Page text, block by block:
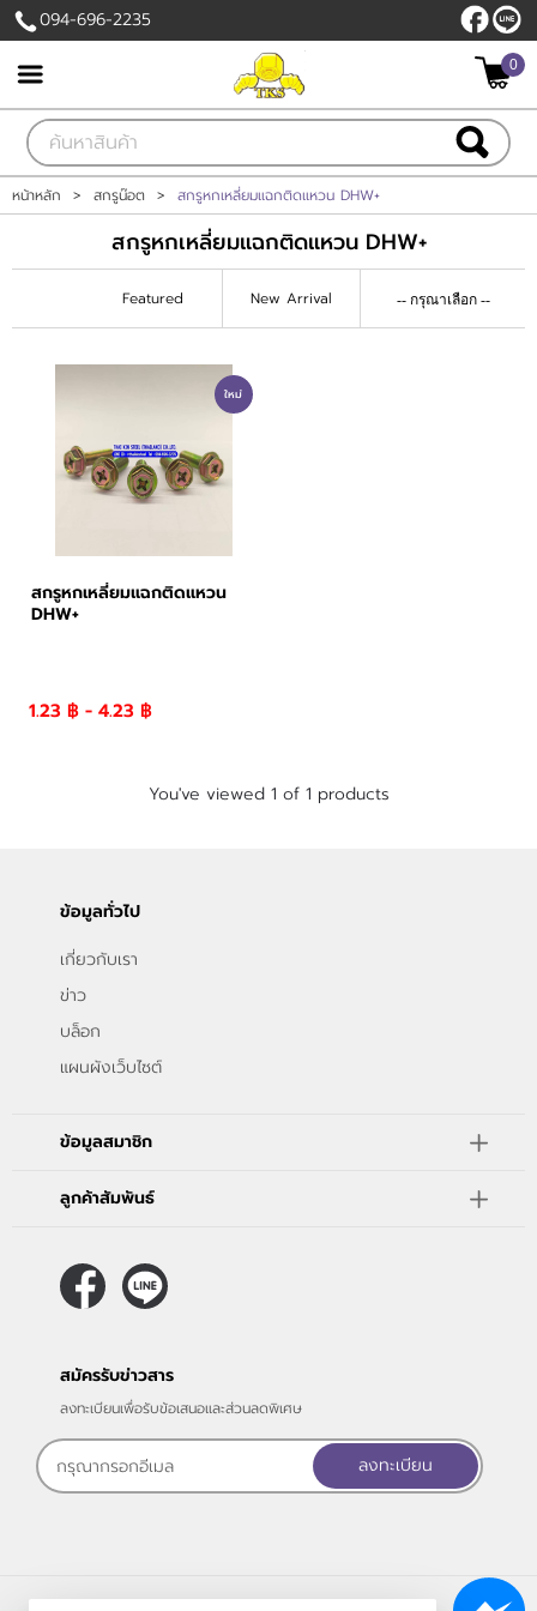
เข้าสู่ระบบ สมัครสมาชิก
สินค้าที่สนใจ( 0 )
หน้าหลัก
เกี่ยวกับเรา
แจ้งชำระเงิน
094-696-2235
0
หน้าหลัก > สกรูน๊อต > สกรูหกเหลี่ยมแฉกติดแหวน DHW+
สกรูหกเหลี่ยมแฉกติดแหวน DHW+
Featured New Arrival
ใหม่
สกรูหกเหลี่ยมแฉกติดแหวน
DHW+
1.23 ฿ - 4.23 ฿
You've viewed 1 of 1 products
ข้อมูลทั่วไป
เกี่ยวกับเรา
ข่าว
บล็อก
แผนผังเว็บไซต์
ข้อมูลสมาชิก
ลูกค้าสัมพันธ์
สมัครรับข่าวสาร
ลงทะเบียนเพื่อรับข้อเสนอและส่วนลดพิเศษ
ลงทะเบียน